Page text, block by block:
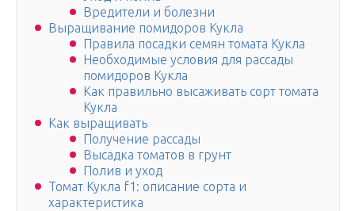
Вредители и болезни
Выращивание помидоров Кукла
Правила посадки семян томата Кукла
Необходимые условия для рассады
помидоров Кукла
Как правильно высаживать сорт томата
Кукла
Как выращивать
Получение рассады
Высадка томатов в грунт
Полив и уход
Томат Кукла f1: описание сорта и
характеристика